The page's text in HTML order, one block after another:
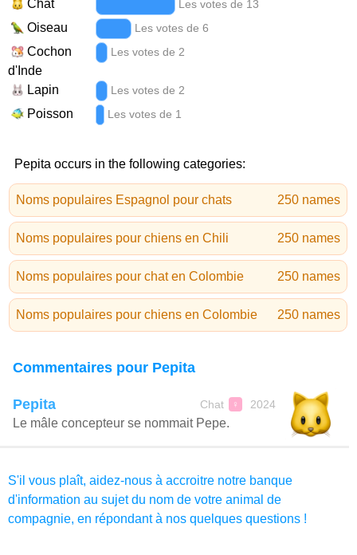
Chat Les votes de 13
Oiseau Les votes de 6
Cochon
d'Inde
Les votes de 2
Lapin Les votes de 2
Poisson Les votes de 1
Pepita occurs in the following categories:
Noms populaires Espagnol pour chats 250 names
Noms populaires pour chiens en Chili 250 names
Noms populaires pour chat en Colombie 250 names
Noms populaires pour chiens en Colombie 250 names
Commentaires pour Pepita
Pepita Chat ♀ 2024
Le mâle concepteur se nommait Pepe.
S'il vous plaît, aidez-nous à accroitre notre banque
d'information au sujet du nom de votre animal de
compagnie, en répondant à nos quelques questions !